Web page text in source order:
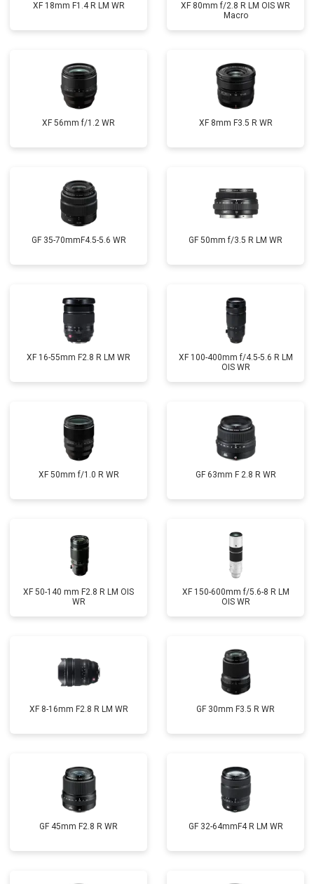
XF 18mm F1.4 R LM WR
XF 80mm f/2.8 R LM OIS WR
Macro
XF 56mm f/1.2 WR XF 8mm F3.5 R WR
GF 35-70mmF4.5-5.6 WR GF 50mm f/3.5 R LM WR
XF 16-55mm F2.8 R LM WR
XF 100-400mm f/4.5-5.6 R LM
OIS WR
XF 50mm f/1.0 R WR GF 63mm F 2.8 R WR
XF 50-140 mm F2.8 R LM OIS
WR
XF 150-600mm f/5.6-8 R LM
OIS WR
XF 8-16mm F2.8 R LM WR GF 30mm F3.5 R WR
GF 45mm F2.8 R WR GF 32-64mmF4 R LM WR